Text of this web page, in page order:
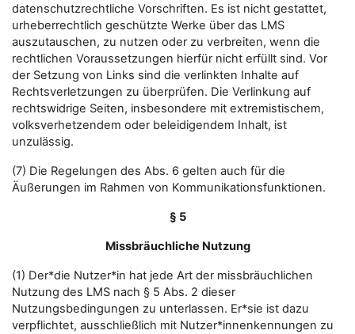
datenschutzrechtliche Vorschriften. Es ist nicht gestattet,
urheberrechtlich geschützte Werke über das LMS
auszutauschen, zu nutzen oder zu verbreiten, wenn die
rechtlichen Voraussetzungen hierfür nicht erfüllt sind. Vor
der Setzung von Links sind die verlinkten Inhalte auf
Rechtsverletzungen zu überprüfen. Die Verlinkung auf
rechtswidrige Seiten, insbesondere mit extremistischem,
volksverhetzendem oder beleidigendem Inhalt, ist
unzulässig.
(7) Die Regelungen des Abs. 6 gelten auch für die
Äußerungen im Rahmen von Kommunikationsfunktionen.
§ 5
Missbräuchliche Nutzung
(1) Der*die Nutzer*in hat jede Art der missbräuchlichen
Nutzung des LMS nach § 5 Abs. 2 dieser
Nutzungsbedingungen zu unterlassen. Er*sie ist dazu
verpflichtet, ausschließlich mit Nutzer*innenkennungen zu